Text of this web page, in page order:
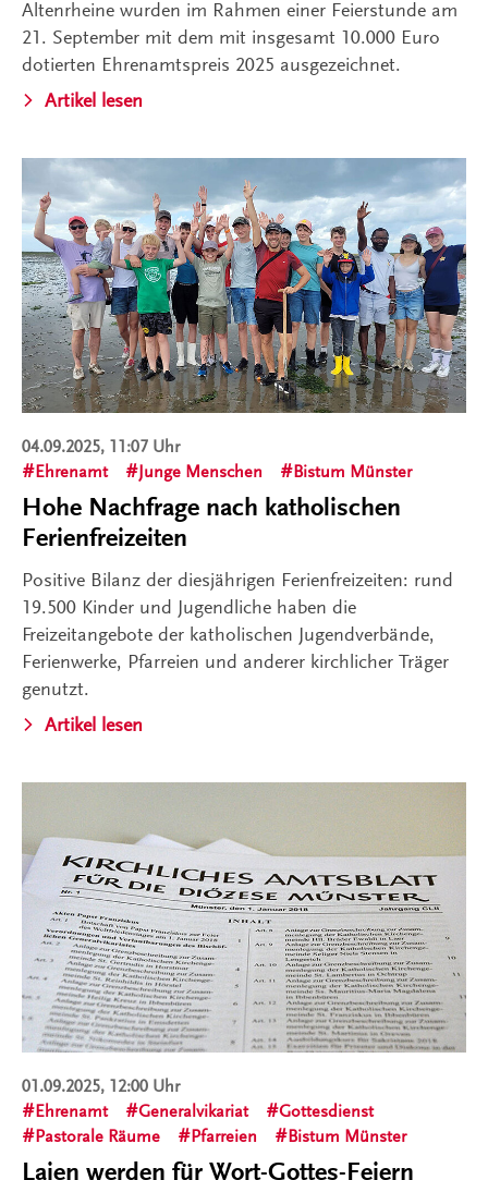
Altenrheine wurden im Rahmen einer Feierstunde am
21. September mit dem mit insgesamt 10.000 Euro
dotierten Ehrenamtspreis 2025 ausgezeichnet.
Artikel lesen
04.09.2025, 11:07 Uhr
Ehrenamt
Junge Menschen Bistum Münster
Hohe Nachfrage nach katholischen
Ferienfreizeiten
Positive Bilanz der diesjährigen Ferienfreizeiten: rund
19.500 Kinder und Jugendliche haben die
Freizeitangebote der katholischen Jugendverbände,
Ferienwerke, Pfarreien und anderer kirchlicher Träger
genutzt.
Artikel lesen
01.09.2025, 12:00 Uhr
Ehrenamt
Generalvikariat
Gottesdienst
Pastorale Räume
Pfarreien Bistum Münster
Laien werden für Wort-Gottes-Feiern